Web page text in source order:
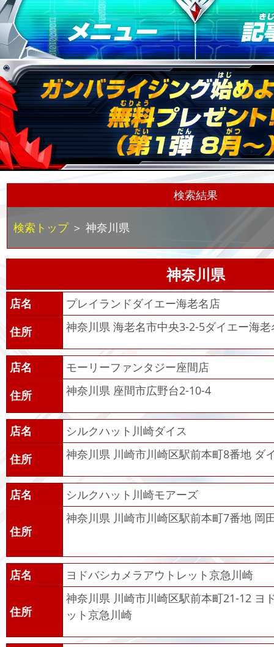
検索結果
検索トップ＞ 神奈川県
神奈川県
店名
プレイランドダイエー海老名店
住所
神奈川県 海老名市中央3-2-5ダイエー海老
店名
モーリーファンタジー座間店
住所
神奈川県 座間市広野台2-10-4
店名
シルクハット川崎ダイス
住所
神奈川県 川崎市川崎区駅前本町8番地 ダ
店名 シルクハット川崎モアーズ
住所
神奈川県 川崎市川崎区駅前本町7番地 岡
店名 ヨドバシカメラアウトレット京急川崎
住所
神奈川県 川崎市川崎区駅前本町21-12 ヨ
ット京急川崎